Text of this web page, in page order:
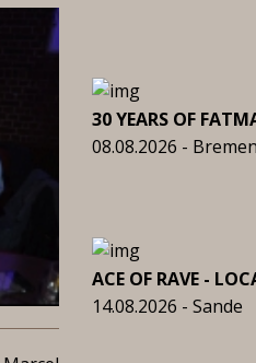
30 YEARS OF
08.08.2026 - Bremen
ACE OF RAVE -
14.08.2026 - Sande